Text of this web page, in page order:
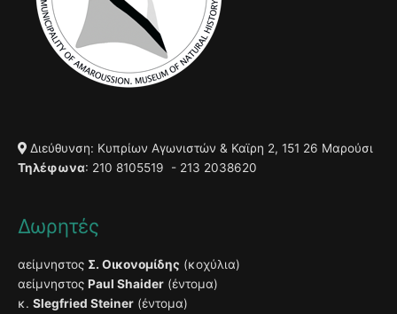
Διεύθυνση: Κυπρίων Αγωνιστών & Καϊρη 2, 151 26 Μαρούσι
Τηλέφωνα: 210 8105519 - 213 2038620
Δωρητές
αείμνηστος Σ. Οικονομίδης (κοχύλια)
αείμνηστος Paul Shaider (έντομα)
κ. Slegfried Steiner (έντομα)